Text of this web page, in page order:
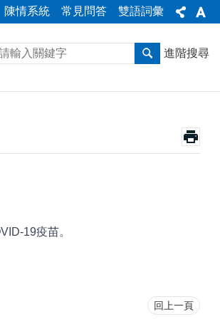
陳情系統 常見問答 雙語詞彙
進階搜尋
19疫苗。
回上一頁